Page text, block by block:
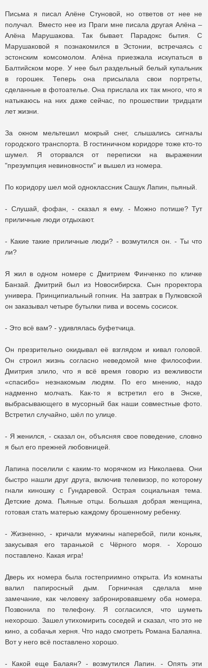
Письма я писал Алёне Стуновой, но ответов от нее не
получал. Вместо нее из Праги мне писала другая Алёна –
Алёна Марушакова. Так бывает. Парадокс бытия. С
Марушаковой я познакомился в Эстонии, встречаясь с
эстонским комсомолом. Алёна приезжала искупаться в
Балтийском море. У нее был раздельный белый купальник
в горошек. Теперь она присылала свои портреты,
сделанные в фотоателье. Она прислала их так много, что я
натыкаюсь на них даже сейчас, по прошествии тридцати
лет жизни.
За окном мельтешил мокрый снег, слышались сигналы
городского транспорта. В гостиничном коридоре тоже кто-то
шумел. Я оторвался от переписки на выражении
"презумпция невиновности" и вышел из номера.
По коридору шел мой одноклассник Сашук Лапин, пьяный.
- Слушай, фофан, - сказал я ему. - Можно потише? Тут
приличные люди отдыхают.
- Какие такие приличные люди? - возмутился он. - Ты что
ли?
Я жил в одном номере с Дмитрием Финченко по кличке
Банзай. Дмитрий был из Новосибирска. Сын проректора
универа. Принципиальный гопник. На завтрак в Пулковской
он заказывал четыре бутылки пива и восемь сосисок.
- Это всё вам? - удивлялась буфетчица.
Он презрительно окидывал её взглядом и кивал головой.
Он строил жизнь согласно неведомой мне философии.
Дмитрия злило, что я всё время говорю из вежливости
«спасибо» незнакомым людям. По его мнению, надо
надменно молчать. Как-то я встретил его в Энске,
выбрасывающего в мусорный бак наши совместные фото.
Встретил случайно, шёл по улице.
- Я женился, - сказал он, объясняя свое поведение, словно
я был его прежней любовницей.
Лапина поселили с каким-то морячком из Николаева. Они
быстро нашли друг друга, включив телевизор, по которому
гнали киношку с Гундаревой. Острая социальная тема.
Детские дома. Пьяные отцы. Большая добрая женщина,
готовая стать матерью каждому брошенному ребенку.
- Жизненно, - кричали мужчины наперебой, пили коньяк,
закусывая его таранькой с Чёрного моря. - Хорошо
поставлено. Какая игра!
Дверь их номера была гостеприимно открыта. Из комнаты
валил папиросный дым. Горничная сделала мне
замечание, как человеку забронировавшему оба номера.
Позвонила по телефону. Я согласился, что шуметь
нехорошо. Зашел утихомирить соседей и сказал, что это не
кино, а собачья херня. Что надо смотреть Романа Балаяна.
Вот у него всё поставлено хорошо.
- Какой еще Балаян? - возмутился Лапин. - Опять эти